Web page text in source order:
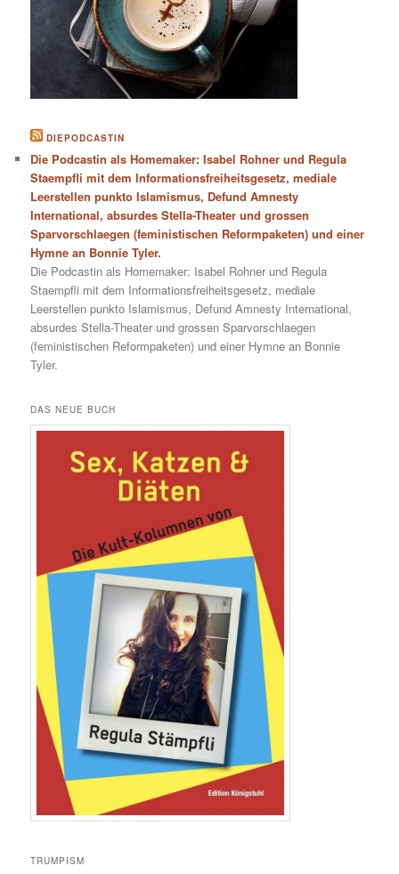
DIEPODCASTIN
Die Podcastin als Homemaker: Isabel Rohner und Regula
Staempfli mit dem Informationsfreiheitsgesetz, mediale
Leerstellen punkto Islamismus, Defund Amnesty
International, absurdes Stella-Theater und grossen
Sparvorschlaegen (feministischen Reformpaketen) und einer
Hymne an Bonnie Tyler.
Die Podcastin als Homemaker: Isabel Rohner und Regula
Staempfli mit dem Informationsfreiheitsgesetz, mediale
Leerstellen punkto Islamismus, Defund Amnesty International,
absurdes Stella-Theater und grossen Sparvorschlaegen
(feministischen Reformpaketen) und einer Hymne an Bonnie
Tyler.
DAS NEUE BUCH
TRUMPISM